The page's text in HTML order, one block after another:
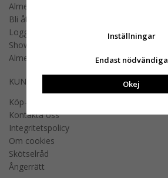
Almedahls designers
Bli återförsäljare
Logga in B2B
Showroom
Almedahls offentlig miljö
KUNDSERVICE
Köp- och fraktvillkor
Kontakta oss
Integritetspolicy
Om cookies
Skötselråd
Ångerrätt
Inställningar
Endast nödvändiga
Okej